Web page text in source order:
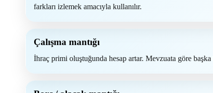
farkları izlemek amacıyla kullanılır.
Çalışma mantığı
İhraç primi oluştuğunda hesap artar. Mevzuata göre başka